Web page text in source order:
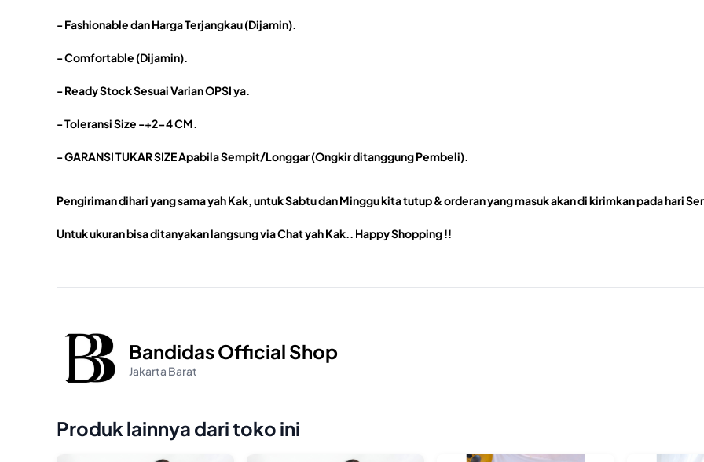
- Fashionable dan Harga Terjangkau (Dijamin).
- Comfortable (Dijamin).
- Ready Stock Sesuai Varian OPSI ya.
- Toleransi Size -+2-4 CM.
- GARANSI TUKAR SIZE Apabila Sempit/Longgar (Ongkir ditanggung Pembeli).
Pengiriman dihari yang sama yah Kak, untuk Sabtu dan Minggu kita tutup & orderan yang masuk akan di kirimkan pada hari
Untuk ukuran bisa ditanyakan langsung via Chat yah Kak.. Happy Shopping !!
Bandidas Official Shop
Jakarta Barat
Produk lainnya dari toko ini